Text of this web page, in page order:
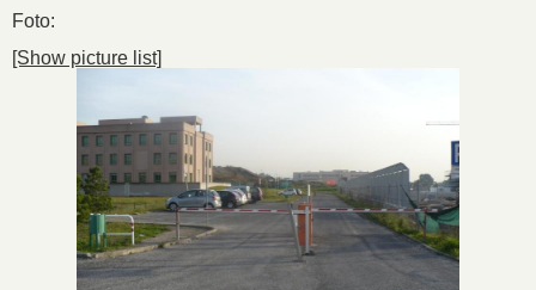
Foto:
[Show picture list]